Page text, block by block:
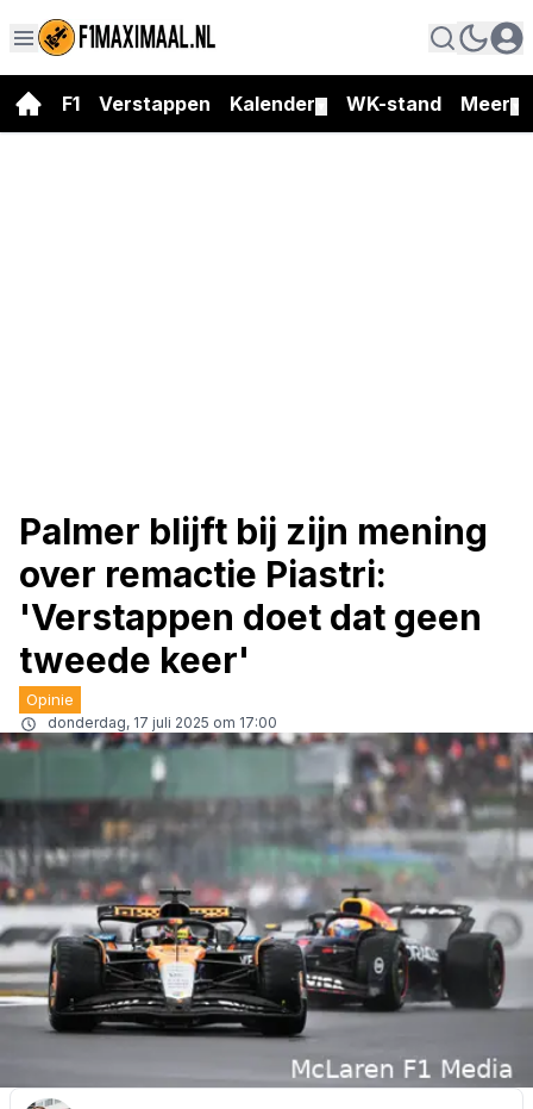
F1 Verstappen Kalender WK-stand Meer
Palmer blijft bij zijn mening
over remactie Piastri:
'Verstappen doet dat geen
tweede keer'
Opinie
donderdag, 17 juli 2025 om 17:00